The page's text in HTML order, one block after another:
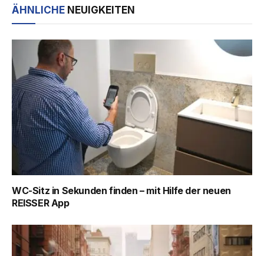
ÄHNLICHE NEUIGKEITEN
WC-Sitz in Sekunden finden – mit Hilfe der neuen
REISSER App